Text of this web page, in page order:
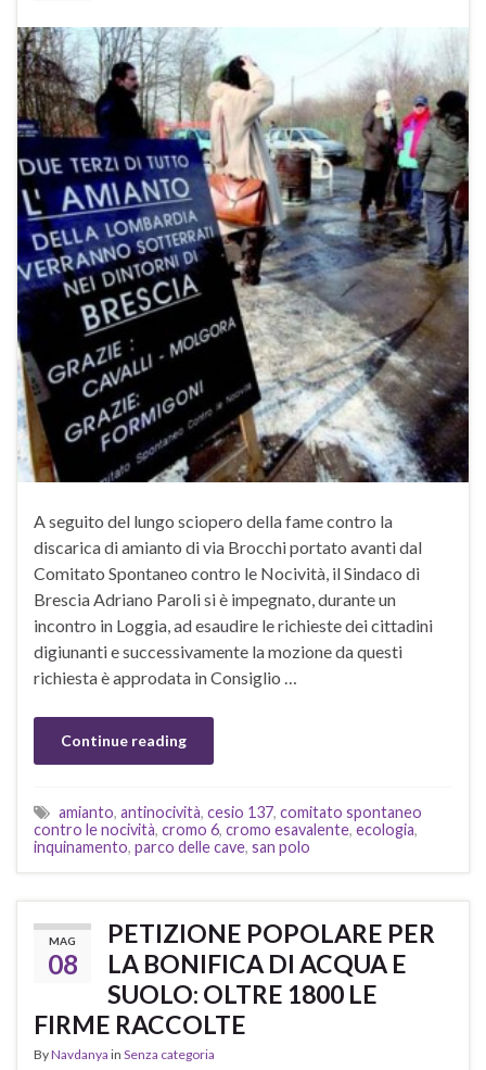
A seguito del lungo sciopero della fame contro la
discarica di amianto di via Brocchi portato avanti dal
Comitato Spontaneo contro le Nocività, il Sindaco di
Brescia Adriano Paroli si è impegnato, durante un
incontro in Loggia, ad esaudire le richieste dei cittadini
digiunanti e successivamente la mozione da questi
richiesta è approdata in Consiglio …
Continue reading
amianto, antinocività, cesio 137, comitato spontaneo
contro le nocività, cromo 6, cromo esavalente, ecologia,
inquinamento, parco delle cave, san polo
MAG
08
PETIZIONE POPOLARE PER
LA BONIFICA DI ACQUA E
SUOLO: OLTRE 1800 LE
FIRME RACCOLTE
ByNavdanya in Senza categoria